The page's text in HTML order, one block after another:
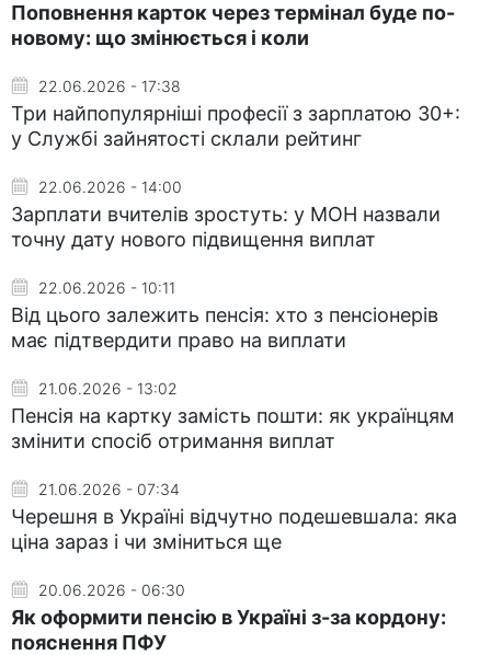
Поповнення карток через термінал буде по-
новому: що змінюється і коли
22.06.2026 - 17:38
Три найпопулярніші професії з зарплатою 30+:
у Службі зайнятості склали рейтинг
22.06.2026 - 14:00
Зарплати вчителів зростуть: у МОН назвали
точну дату нового підвищення виплат
22.06.2026 - 10:11
Від цього залежить пенсія: хто з пенсіонерів
має підтвердити право на виплати
21.06.2026 - 13:02
Пенсія на картку замість пошти: як українцям
змінити спосіб отримання виплат
21.06.2026 - 07:34
Черешня в Україні відчутно подешевшала: яка
ціна зараз і чи зміниться ще
20.06.2026 - 06:30
Як оформити пенсію в Україні з-за кордону:
пояснення ПФУ